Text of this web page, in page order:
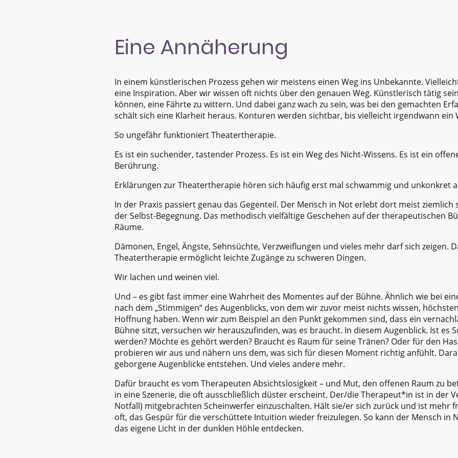
Eine Annäherung
In einem künstlerischen Prozess gehen wir meistens einen Weg ins Unbekannte.
eine Inspiration. Aber wir wissen oft nichts über den genauen Weg. Künstlerisch tätig
können, eine Fährte zu wittern. Und dabei ganz wach zu sein, was bei den gemachten
schält sich eine Klarheit heraus. Konturen werden sichtbar, bis vielleicht irgendwann ein
So ungefähr funktioniert Theatertherapie.
Es ist ein suchender, tastender Prozess. Es ist ein Weg des Nicht-Wissens. Es ist ein
Berührung.
Erklärungen zur Theatertherapie hören sich häufig erst mal schwammig und unkonkret
In der Praxis passiert genau das Gegenteil. Der Mensch in Not erlebt dort meist ziemlich
der Selbst-Begegnung. Das methodisch vielfältige Geschehen auf der therapeutischen
Räume.
Dämonen, Engel, Ängste, Sehnsüchte, Verzweiflungen und vieles mehr darf sich zeigen.
Theatertherapie ermöglicht leichte Zugänge zu schweren Dingen.
Wir lachen und weinen viel.
Und – es gibt fast immer eine Wahrheit des Momentes auf der Bühne. Ähnlich wie bei
nach dem „Stimmigen“ des Augenblicks, von dem wir zuvor meist nichts wissen,
Hoffnung haben. Wenn wir zum Beispiel an den Punkt gekommen sind, dass ein
Bühne sitzt, versuchen wir herauszufinden, was es braucht. In diesem Augenblick. Ist es
werden? Möchte es gehört werden? Braucht es Raum für seine Tränen? Oder für den
probieren wir aus und nähern uns dem, was sich für diesen Moment richtig anfühlt.
geborgene Augenblicke entstehen. Und vieles andere mehr.
Dafür braucht es vom Therapeuten Absichtslosigkeit – und Mut, den offenen Raum zu
in eine Szenerie, die oft ausschließlich düster erscheint. Der/die Therapeut*in ist in der
Notfall) mitgebrachten Scheinwerfer einzuschalten. Hält sie/er sich zurück und ist mehr
oft, das Gespür für die verschüttete Intuition wieder freizulegen. So kann der Mensch in
das eigene Licht in der dunklen Höhle entdecken.